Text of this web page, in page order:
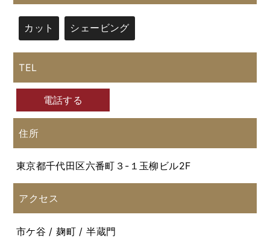
カット シェービング
TEL
電話する
住所
東京都千代田区六番町３-１玉柳ビル2F
アクセス
市ケ谷 / 麹町 / 半蔵門